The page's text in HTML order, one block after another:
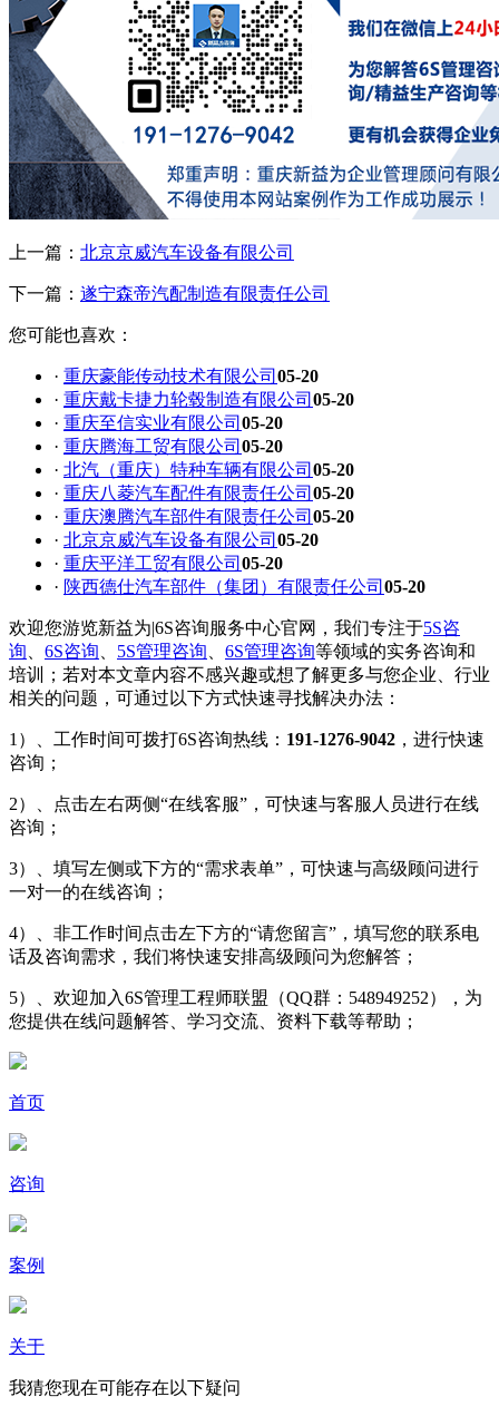
上一篇： 北京京威汽车设备有限公司
下一篇： 遂宁森帝汽配制造有限责任公司
您可能也喜欢：
· 重庆豪能传动技术有限公司 05-20
· 重庆戴卡捷力轮毂制造有限公司 05-20
· 重庆至信实业有限公司 05-20
· 重庆腾海工贸有限公司 05-20
· 北汽（重庆）特种车辆有限公司 05-20
· 重庆八菱汽车配件有限责任公司 05-20
· 重庆澳腾汽车部件有限责任公司 05-20
· 北京京威汽车设备有限公司 05-20
· 重庆平洋工贸有限公司 05-20
· 陕西德仕汽车部件（集团）有限责任公司 05-20
欢迎您游览新益为|6S咨询服务中心官网，我们专注于5S咨
询
6S咨询 5S管理咨询 6S管理咨询等领域的实务咨询和
培训；若对本文章内容不感兴趣或想了解更多与您企业、行业
相关的问题，可通过以下方式快速寻找解决办法：
1）、工作时间可拨打6S咨询热线： 191-1276-9042 ，进行快速
咨询；
2）、点击左右两侧“在线客服”，可快速与客服人员进行在线
咨询；
3）、填写左侧或下方的“需求表单”，可快速与高级顾问进行
一对一的在线咨询；
4）、非工作时间点击左下方的“请您留言”，填写您的联系电
话及咨询需求，我们将快速安排高级顾问为您解答；
5）、欢迎加入6S管理工程师联盟（QQ群：548949252），为
您提供在线问题解答、学习交流、资料下载等帮助；
首页
咨询
案例
关于
我猜您现在可能存在以下疑问